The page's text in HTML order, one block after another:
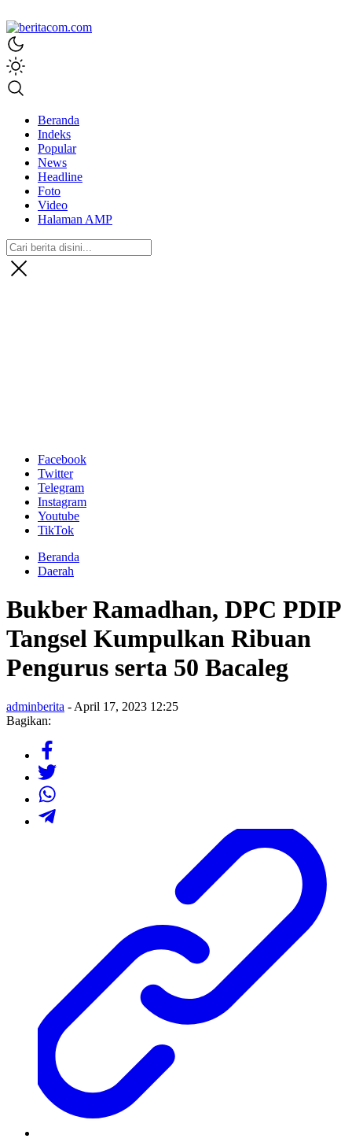
beritacom.com
bestnews
Beranda
Indeks
Popular
News
Headline
Foto
Video
Halaman AMP
Facebook
Twitter
Telegram
Instagram
Youtube
TikTok
Beranda
Daerah
Bukber Ramadhan, DPC PDIP
Tangsel Kumpulkan Ribuan
Pengurus serta 50 Bacaleg
adminberita - April 17, 2023 12:25
Bagikan: